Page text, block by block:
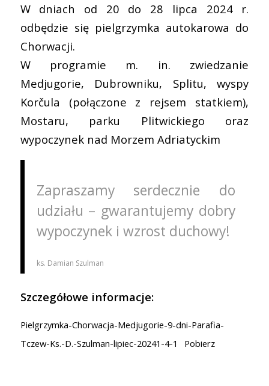
W dniach od 20 do 28 lipca 2024 r.
odbędzie się pielgrzymka autokarowa do
Chorwacji.
W programie m. in. zwiedzanie
Medjugorie, Dubrowniku, Splitu, wyspy
Korčula (połączone z rejsem statkiem),
Mostaru, parku Plitwickiego oraz
wypoczynek nad Morzem Adriatyckim
Zapraszamy serdecznie do
udziału – gwarantujemy dobry
wypoczynek i wzrost duchowy!
ks. Damian Szulman
Szczegółowe informacje:
Pielgrzymka-Chorwacja-Medjugorie-9-dni-Parafia-
Tczew-Ks.-D.-Szulman-lipiec-20241-4-1
Pobierz